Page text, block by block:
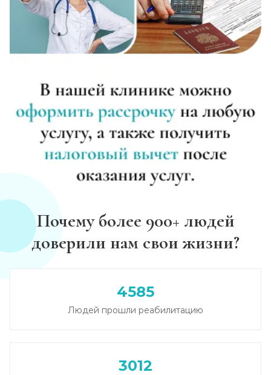
Почему более 900+ людей
доверили нам свои жизни?
4585
Людей прошли реабилитацию
3012